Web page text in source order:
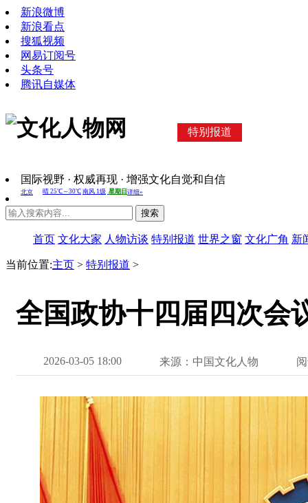
新浪微博
新浪看点
搜狐视频
网易订阅号
头条号
腾讯自媒体
特别报道
国际视野 · 权威再现 · 增强文化自觉和自信
搜索
首页 文化大家 人物访谈 特别报道 世界之窗 文化广角 新
当前位置:主页 > 特别报道 >
全国政协十四届四次会
2026-03-05 18:00 来源：中国文化人物